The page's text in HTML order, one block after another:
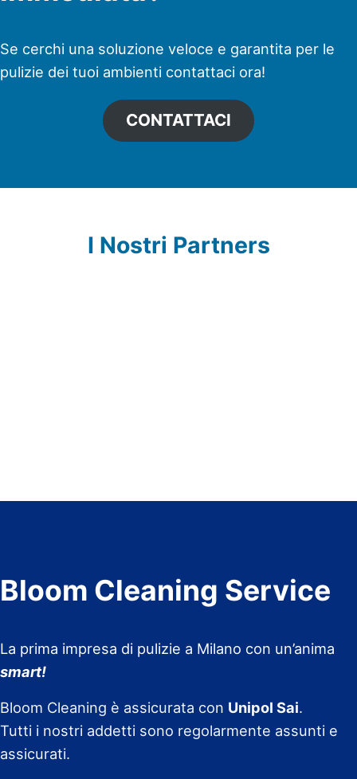
Se cerchi una soluzione veloce e garantita per le
pulizie dei tuoi ambienti contattaci ora!
CONTATTACI
I Nostri Partners
Bloom Cleaning Service
La prima impresa di pulizie a Milano con un’anima
smart!
Bloom Cleaning è assicurata con Unipol Sai.
Tutti i nostri addetti sono regolarmente assunti e
assicurati.